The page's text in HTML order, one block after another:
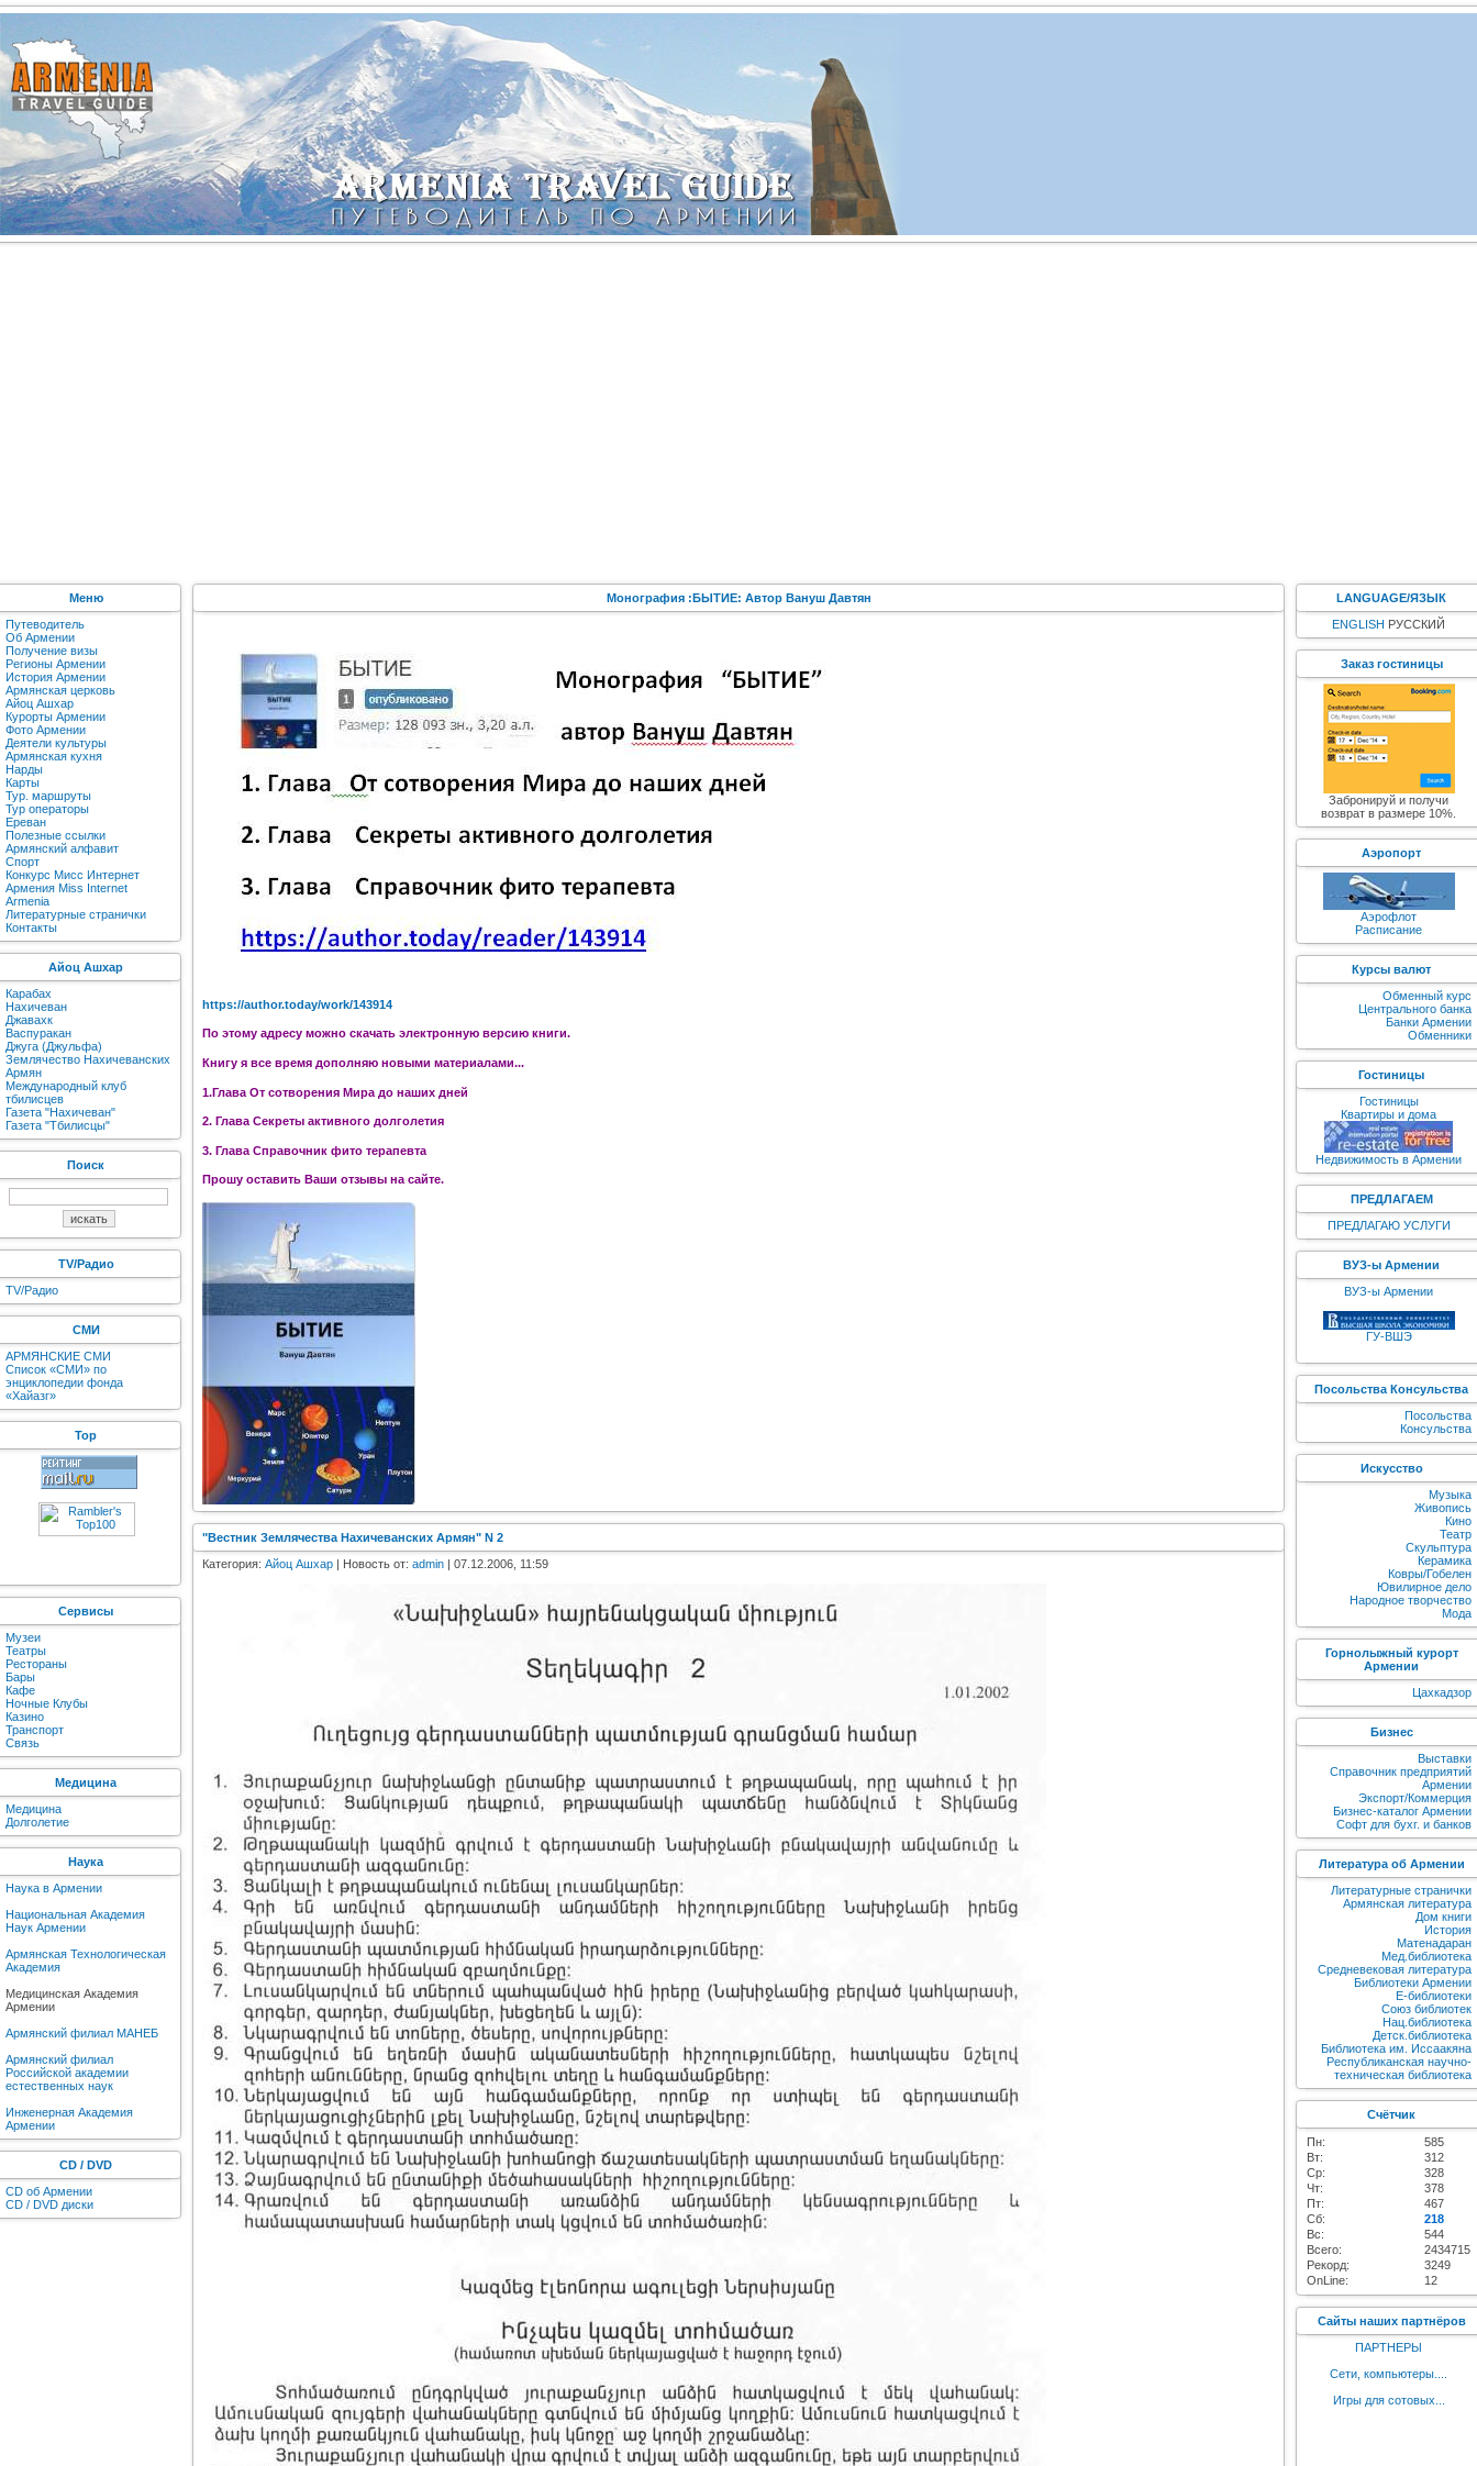
Меню
Путеводитель
Об Армении
Получение визы
Регионы Армении
История Армении
Армянская церковь
Айоц Ашхар
Курорты Армении
Фото Армении
Деятели культуры
Армянская кухня
Нарды
Карты
Тур. маршруты
Тур операторы
Ереван
Полезные ссылки
Армянский алфавит
Спорт
Конкурс Мисс Интернет
Армения Miss Internet
Armenia
Литературные странички
Контакты
Айоц Ашхар
Карабах
Нахичеван
Джавахк
Васпуракан
Джуга (Джульфа)
Землячество Нахичеванских
Армян
Международный клуб
тбилисцев
Газета "Нахичеван"
Газета "Тбилисцы"
Поиск
TV/Радио
TV/Радио
СМИ
АРМЯНСКИЕ СМИ
Список «СМИ» по
энциклопедии фонда
«Хайазг»
Top
Сервисы
Музеи
Театры
Рестораны
Бары
Кафе
Ночные Клубы
Казино
Транспорт
Связь
Медицина
Медицина
Долголетие
Наука
Наука в Армении
Национальная Академия
Наук Армении
Армянская Технологическая
Академия
Медицинская Академия
Армении
Армянский филиал МАНЕБ
Армянский филиал
Российской академии
естественных наук
Инженерная Академия
Армении
CD / DVD
CD об Армении
CD / DVD диски
Монография :БЫТИЕ: Автор Вануш Давтян
https://author.today/work/143914
По этому адресу можно скачать электронную версию книги.
Книгу я все время дополняю новыми материалами...
1.Глава От сотворения Мира до наших дней
2. Глава Секреты активного долголетия
3. Глава Справочник фито терапевта
Прошу оставить Ваши отзывы на сайте.
"Вестник Землячества Нахичеванских Армян" N 2
Категория: Айоц Ашхар | Новость от: admin | 07.12.2006, 11:59
LANGUAGE/ЯЗЫК
ENGLISH РУССКИЙ
Заказ гостиницы
Забронируй и получи
возврат в размере 10%.
Аэропорт
Аэрофлот
Расписание
Курсы валют
Обменный курс
Центрального банка
Банки Армении
Обменники
Гостиницы
Гостиницы
Квартиры и дома
Недвижимость в Армении
ПРЕДЛАГАЕМ
ПРЕДЛАГАЮ УСЛУГИ
ВУЗ-ы Армении
ВУЗ-ы Армении
ГУ-ВШЭ
Посольства Консульства
Посольства
Консульства
Искусство
Музыка
Живопись
Кино
Театр
Скульптура
Керамика
Ковры/Гобелен
Ювилирное дело
Народное творчество
Мода
Горнолыжный курорт
Армении
Цахкадзор
Бизнес
Выставки
Справочник предприятий
Армении
Экспорт/Коммерция
Бизнес-каталог Армении
Софт для бухг. и банков
Литература об Армении
Литературные странички
Армянская литература
Дом книги
История
Матенадаран
Мед.библиотека
Средневековая литература
Библиотеки Армении
E-библиотеки
Союз библиотек
Нац.библиотека
Детск.библиотека
Библиотека им. Иссаакяна
Республиканская научно-
техническая библиотека
Счётчик
Пн:
585
Вт:
312
Ср:
328
Чт:
378
Пт:
467
Сб:
218
Вс:
544
Всего:
2434715
Рекорд:
3249
OnLine:
12
Сайты наших партнёров
ПАРТНЕРЫ
Сети, компьютеры....
Игры для сотовых...